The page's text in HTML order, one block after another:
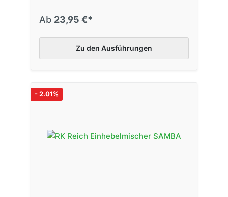
Ab 23,95 €*
Zu den Ausführungen
- 2.01%